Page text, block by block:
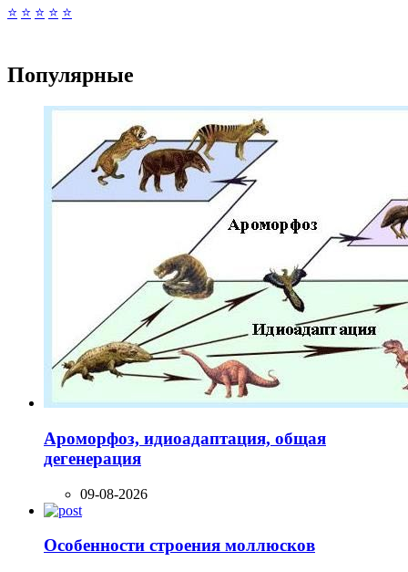
⭐ ⭐ ⭐ ⭐ ⭐
Популярные
Ароморфоз, идиоадаптация, общая
дегенерация
09-08-2026
Особенности строения моллюсков